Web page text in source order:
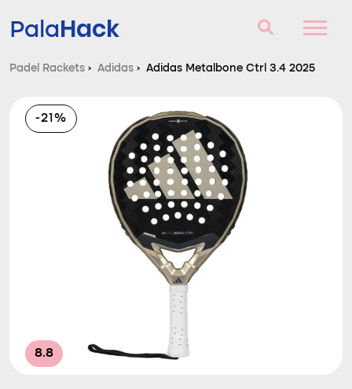
PalaHack
Vragen en antwoorden
Vergelijker
Padel Rackets › Adidas › Adidas Metalbone Ctrl 3.4 2025
-21%
8.8